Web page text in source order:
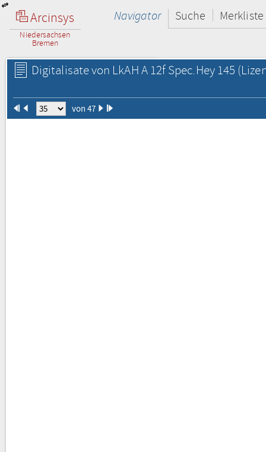
Arcinsys
Niedersachsen
Bremen
Navigator Suche Merkliste
Digitalisate von LkAH A 12f Spec.Hey 145
von 47